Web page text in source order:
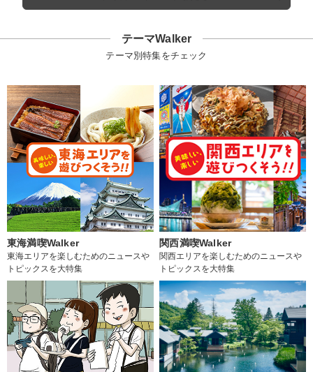
テーマWalker
テーマ別特集をチェック
東海満喫Walker
東海エリアを楽しむためのニュースや
トピックスを大特集
関西満喫Walker
関西エリアを楽しむためのニュースや
トピックスを大特集